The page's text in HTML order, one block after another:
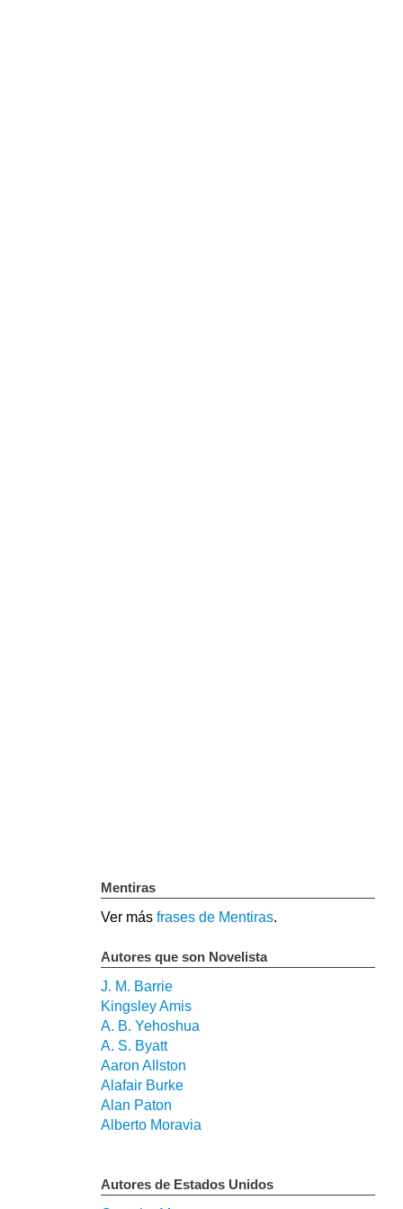
Mentiras
Ver más frases de Mentiras.
Autores que son Novelista
J. M. Barrie
Kingsley Amis
A. B. Yehoshua
A. S. Byatt
Aaron Allston
Alafair Burke
Alan Paton
Alberto Moravia
Autores de Estados Unidos